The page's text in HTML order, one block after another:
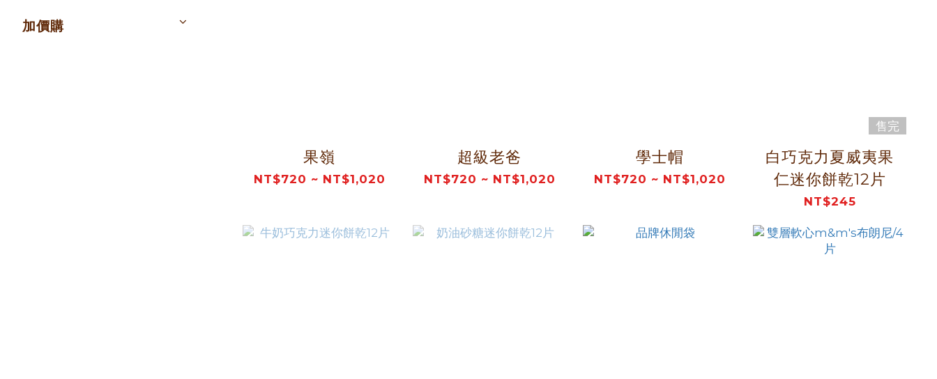
加價購
果嶺
NT$720 ~ NT$1,020
超級老爸
NT$720 ~ NT$1,020
學士帽
NT$720 ~ NT$1,020
售完
白巧克力夏威夷果
仁迷你餅乾12片
NT$245